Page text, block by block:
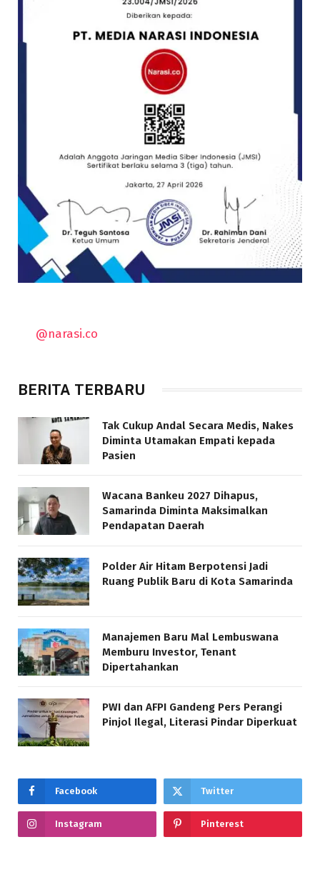
@narasi.co
BERITA TERBARU
Tak Cukup Andal Secara Medis, Nakes
Diminta Utamakan Empati kepada
Pasien
Wacana Bankeu 2027 Dihapus,
Samarinda Diminta Maksimalkan
Pendapatan Daerah
Polder Air Hitam Berpotensi Jadi
Ruang Publik Baru di Kota Samarinda
Manajemen Baru Mal Lembuswana
Memburu Investor, Tenant
Dipertahankan
PWI dan AFPI Gandeng Pers Perangi
Pinjol Ilegal, Literasi Pindar Diperkuat
Facebook Twitter
Instagram Pinterest